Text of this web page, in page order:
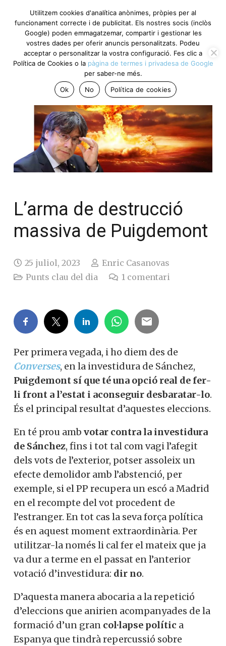
L’arma de destrucció
massiva de Puigdemont
25 juliol, 2023
Enric Casanovas
Punts clau del dia
1 comentari
Per primera vegada, i ho diem des de
Converses, en la investidura de Sánchez,
Puigdemont sí que té una opció real de fer-
li front a l’estat i aconseguir desbaratar-lo.
És el principal resultat d’aquestes eleccions.
En té prou amb votar contra la investidura
de Sánchez, fins i tot tal com vagi l’afegit
dels vots de l’exterior, potser assoleix un
efecte demolidor amb l’abstenció, per
exemple, si el PP recupera un escó a Madrid
en el recompte del vot procedent de
l’estranger. En tot cas la seva força política
és en aquest moment extraordinària. Per
utilitzar-la només li cal fer el mateix que ja
va dur a terme en el passat en l’anterior
votació d’investidura: dir no.
D’aquesta manera abocaria a la repetició
d’eleccions que anirien acompanyades de la
formació d’un gran col·lapse polític a
Espanya que tindrà repercussió sobre
Utilitzem cookies d'analítica anònimes, pròpies per al
funcionament correcte i de publicitat. Els nostres socis (inclòs
Google) poden emmagatzemar, compartir i gestionar les
vostres dades per oferir anuncis personalitzats. Podeu
acceptar o personalitzar la vostra configuració. Fes clic a
Política de Cookies o la pàgina de termes i privadesa de Google
per saber-ne més.
Ok
No Política de cookies